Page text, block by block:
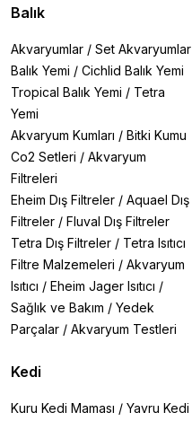
Balık
Akvaryumlar / Set Akvaryumlar
Balık Yemi / Cichlid Balık Yemi
Tropical Balık Yemi / Tetra
Yemi
Akvaryum Kumları / Bitki Kumu
Co2 Setleri / Akvaryum
Filtreleri
Eheim Dış Filtreler / Aquael Dış
Filtreler / Fluval Dış Filtreler
Tetra Dış Filtreler / Tetra Isıtıcı
Filtre Malzemeleri / Akvaryum
Isıtıcı / Eheim Jager Isıtıcı /
Sağlık ve Bakım / Yedek
Parçalar / Akvaryum Testleri
Kedi
Kuru Kedi Maması / Yavru Kedi